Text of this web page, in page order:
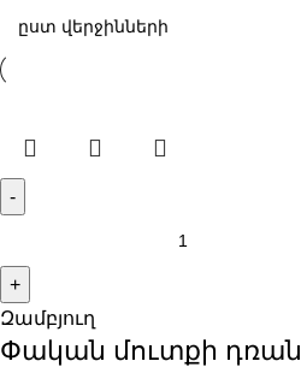
Զամբյուղ
Փական մուտքի դռան